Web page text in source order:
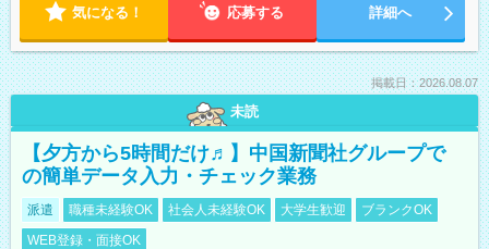
気になる！ 応募する 詳細へ
掲載日：2026.08.07
未読
【夕方から5時間だけ♬】中国新聞社グループで
の簡単データ入力・チェック業務
派遣 職種未経験OK 社会人未経験OK 大学生歓迎
ブランクOK
WEB登録・面接OK